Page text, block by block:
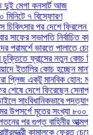
কনসার্ট আজ
৭ বিস্ফোরণ
পর দেশে ফিরলেন ইলিয়াস
সভাপতি নির্বাচিত কাজী
ভারতে পালাতে
ফ্রান্সের নতুন কোচ জিদান
কোচ হচ্ছেন মানচিনি
একটু মানবিক হোন: মনিরা মিঠু
দেশে ফিরেছেন সেনাপ্রধান
পদত্যাগ করতে
মৃতের সংখ্যা ৮০০ ছাড়াল
পর গুপ্ত বাহিনীর আত্মপ্রকাশ:
কামালকে ফেরত চেয়ে